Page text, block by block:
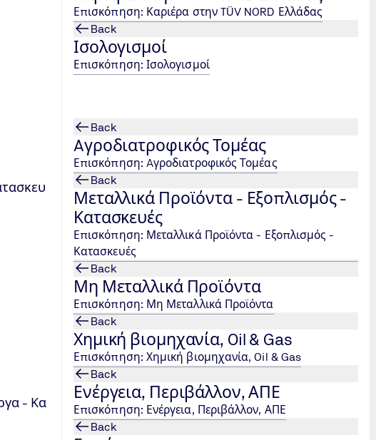
Επισκόπηση: Καριέρα στην TÜV NORD Ελλάδας
Back
Ισολογισμοί
Επισκόπηση: Ισολογισμοί
- Κα
Back
Aγροδιατροφικός Τομέας
Επισκόπηση: Aγροδιατροφικός Τομέας
Back
Μεταλλικά Προϊόντα - Εξοπλισμός -
Κατασκευές
Επισκόπηση: Μεταλλικά Προϊόντα - Εξοπλισμός -
Κατασκευές
Back
Μη Μεταλλικά Προϊόντα
Επισκόπηση: Μη Μεταλλικά Προϊόντα
Back
Χημική βιομηχανία, Oil & Gas
Επισκόπηση: Χημική βιομηχανία, Oil & Gas
Back
Ενέργεια, Περιβάλλον, ΑΠΕ
Επισκόπηση: Ενέργεια, Περιβάλλον, ΑΠΕ
Back
όταν αυτές πραγματοποιούνται από τρίτους. Το BRCGS V9
για τα τρόφιμα. Οι πιστοποιημένες εταιρείες, εκτός από την
της αποδοχής του συνδέσμου λιανεμπόρων της Μεγάλης
των πελατών τους, μιας και οι τελευταίοι έχουν πρόσβαση σε
Tel.: +30 215 215
7400/
Contact us